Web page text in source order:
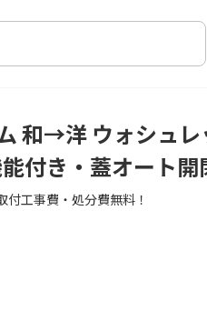
和→洋 ウォシュ
付き・蓋オート開
工事費・処分費無料！